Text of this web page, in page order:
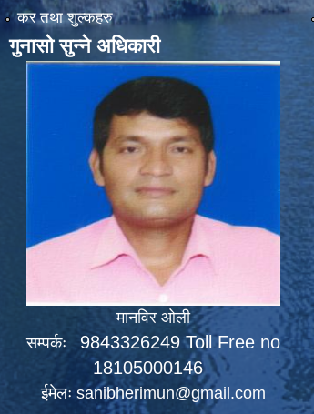
कर तथा शुल्कहरु
गुनासो सुन्ने अधिकारी
मानविर ओली
सम्पर्कः 9843326249 Toll Free no
18105000146
ईमेलः sanibherimun@gmail.com